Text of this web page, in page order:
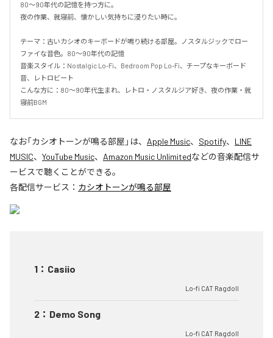
80〜90年代の記憶を持つ方に。
夜の作業、就寝前、懐かしい気持ちに浸りたい時に。
テーマ：古いカシオのキーボードが鳴り続ける部屋。ノスタルジックでロー
ファイな音色。80〜90年代の記憶
音楽スタイル：Nostalgic Lo-Fi、Bedroom Pop Lo-Fi、チープなキーボード
音、レトロビート
こんな方に：80〜90年代生まれ、レトロ・ノスタルジア好き、夜の作業・就
寝前BGM
なお「カシオトーンが鳴る部屋 」は、 Apple Music、 Spotify、 LINE
MUSIC、 YouTube Music、 Amazon Music Unlimitedなどの音楽配信サ
ービスで聴くことができる。
各配信サービス： カシオトーンが鳴る部屋
1 ： Casiio
Lo-fi CAT Ragdoll
2 ： Demo Song
Lo-fi CAT Ragdoll